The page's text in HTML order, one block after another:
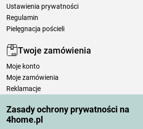
Zasady ochrony prywatności na
4home.pl
Ustawienia prywatności
Regulamin
Pielęgnacja pościeli
Twoje zamówienia
Moje konto
Moje zamówienia
Reklamacje
Zasady przetwarzania recenzji